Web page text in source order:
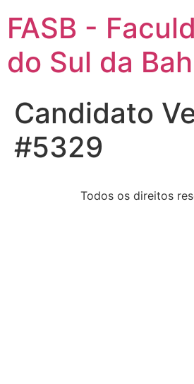
FASB -
do Sul da
Candidato
#5329
Todos os direitos